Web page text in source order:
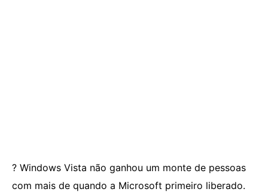
? Windows Vista não ganhou um monte de pessoas
com mais de quando a Microsoft primeiro liberado.